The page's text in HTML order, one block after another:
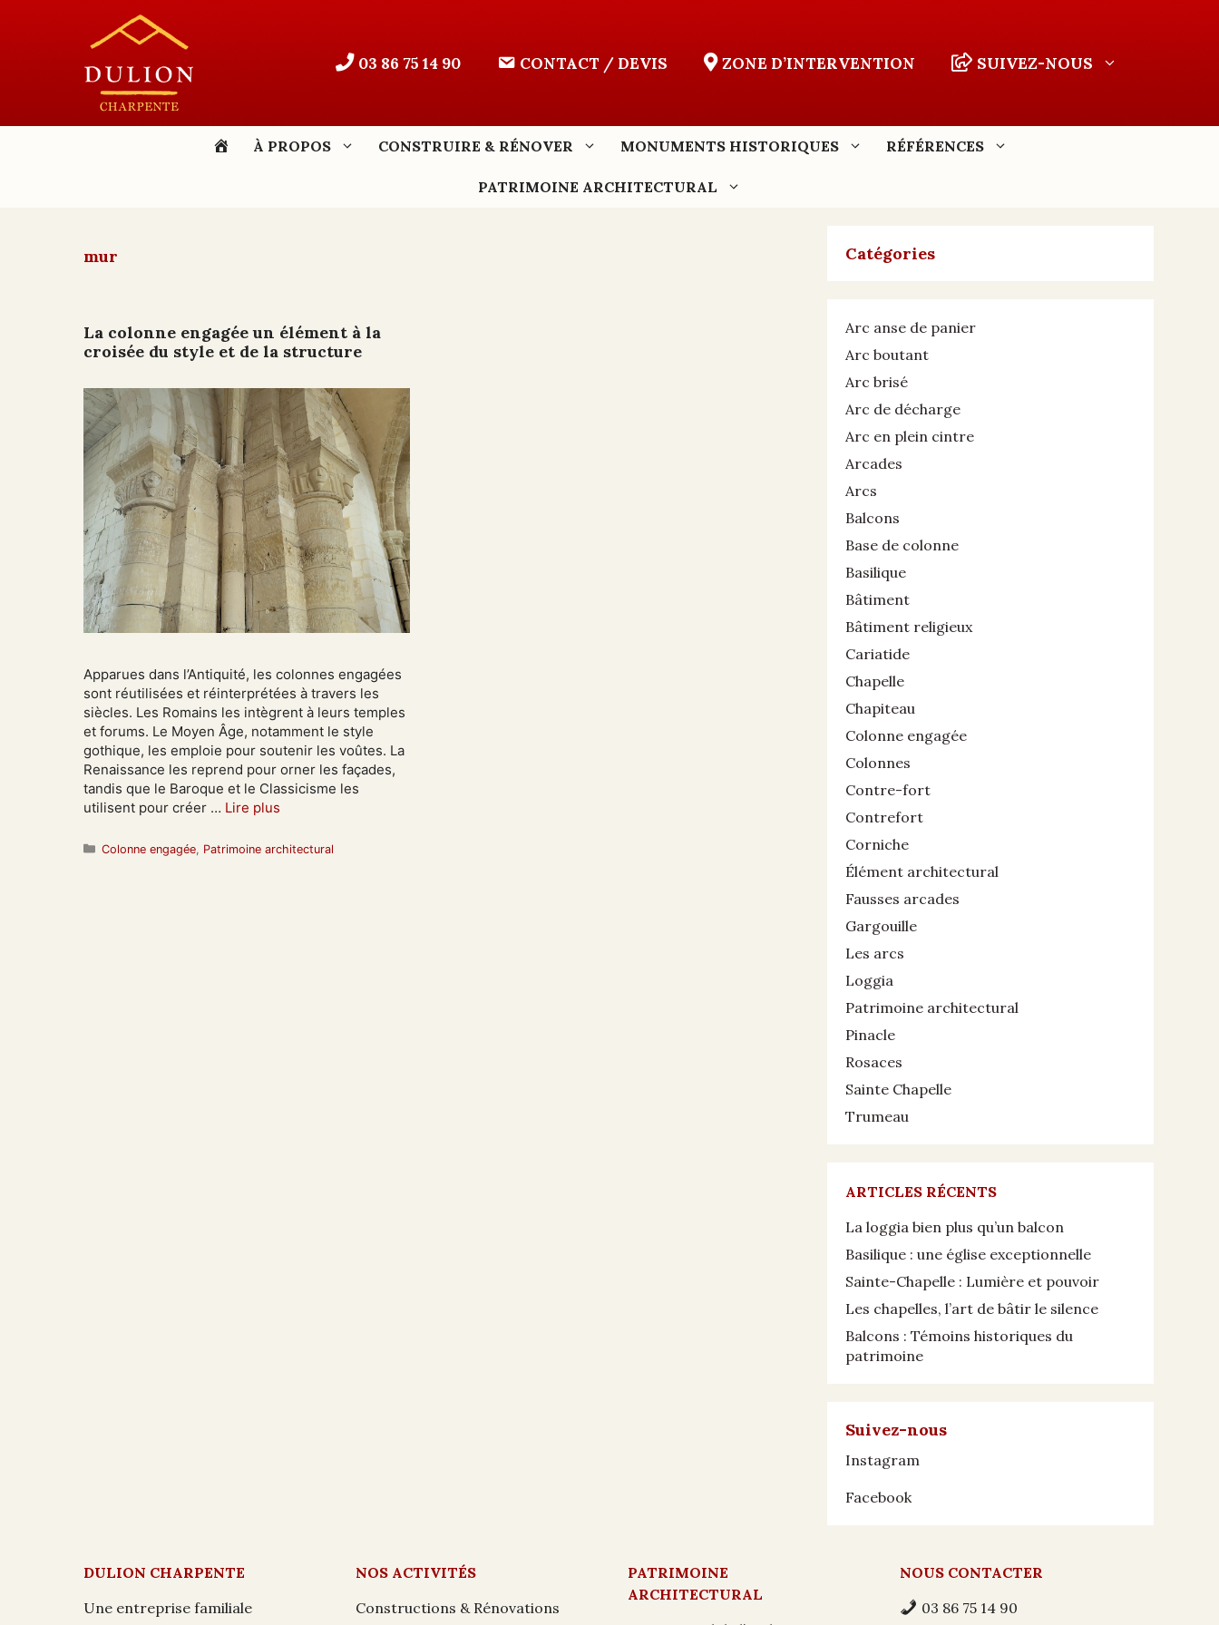
03 86 75 14 90 CONTACT / DEVIS ZONE D’INTERVENTION SUIVEZ-NOUS
ACCUEIL
À PROPOS CONSTRUIRE & RÉNOVER MONUMENTS HISTORIQUES RÉFÉRENCES
PATRIMOINE ARCHITECTURAL
mur
La colonne engagée un élément à la
croisée du style et de la structure
Apparues dans l’Antiquité, les colonnes engagées
sont réutilisées et réinterprétées à travers les
siècles. Les Romains les intègrent à leurs temples
et forums. Le Moyen Âge, notamment le style
gothique, les emploie pour soutenir les voûtes. La
Renaissance les reprend pour orner les façades,
tandis que le Baroque et le Classicisme les
utilisent pour créer … Lire plus
Catégories
Colonne engagée, Patrimoine architectural
Catégories
Arc anse de panier
Arc boutant
Arc brisé
Arc de décharge
Arc en plein cintre
Arcades
Arcs
Balcons
Base de colonne
Basilique
Bâtiment
Bâtiment religieux
Cariatide
Chapelle
Chapiteau
Colonne engagée
Colonnes
Contre-fort
Contrefort
Corniche
Élément architectural
Fausses arcades
Gargouille
Les arcs
Loggia
Patrimoine architectural
Pinacle
Rosaces
Sainte Chapelle
Trumeau
ARTICLES RÉCENTS
La loggia bien plus qu’un balcon
Basilique : une église exceptionnelle
Sainte-Chapelle : Lumière et pouvoir
Les chapelles, l’art de bâtir le silence
Balcons : Témoins historiques du
patrimoine
Suivez-nous
Instagram
Facebook
DULION CHARPENTE
Une entreprise familiale
NOS ACTIVITÉS
Constructions & Rénovations
PATRIMOINE
ARCHITECTURAL
NOUS CONTACTER
03 86 75 14 90